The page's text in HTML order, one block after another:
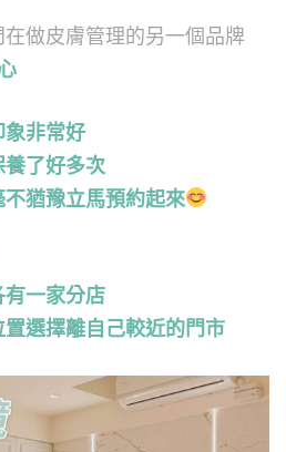
做皮膚管理的另一個品牌
象非常好
養了好多次
不猶豫立馬預約起來
一家分店
選擇離自己較近的門市